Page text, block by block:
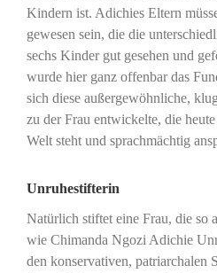
Kindern ist. Adichies Eltern
gewesen sein, die die
sechs Kinder gut gesehen und
wurde hier ganz offenbar das
sich diese außergewöhnliche,
zu der Frau entwickelte, die
Welt steht und sprachmächtig
Unruhestifterin
Natürlich stiftet eine Frau, die so
wie Chimanda Ngozi Adichie
den konservativen, patriarchalen